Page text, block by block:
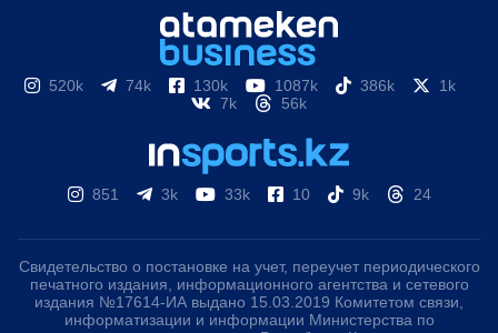
520k 74k 130k 1087k 386k
1k
7k
56k
851 3k 33k 10 9k 24
Свидетельство о постановке на учет, переучет периодического
печатного издания, информационного агентства и сетевого
издания №17614-ИА выдано 15.03.2019 Комитетом связи,
информатизации и информации Министерства по